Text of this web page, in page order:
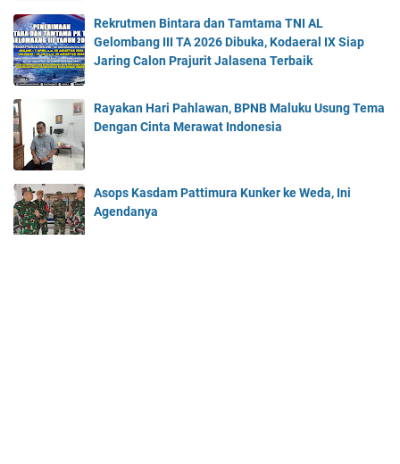
Rekrutmen Bintara dan Tamtama TNI AL
Gelombang III TA 2026 Dibuka, Kodaeral IX Siap
Jaring Calon Prajurit Jalasena Terbaik
Rayakan Hari Pahlawan, BPNB Maluku Usung Tema
Dengan Cinta Merawat Indonesia
Asops Kasdam Pattimura Kunker ke Weda, Ini
Agendanya